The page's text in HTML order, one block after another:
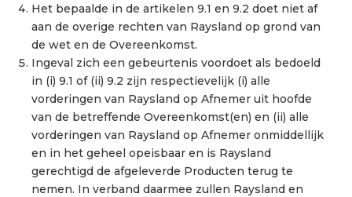
Het bepaalde in de artikelen 9.1 en 9.2 doet niet af
aan de overige rechten van Raysland op grond van
de wet en de Overeenkomst.
Ingeval zich een gebeurtenis voordoet als bedoeld
in (i) 9.1 of (ii) 9.2 zijn respectievelijk (i) alle
vorderingen van Raysland op Afnemer uit hoofde
van de betreffende Overeenkomst(en) en (ii) alle
vorderingen van Raysland op Afnemer onmiddellijk
en in het geheel opeisbaar en is Raysland
gerechtigd de afgeleverde Producten terug te
nemen. In verband daarmee zullen Raysland en